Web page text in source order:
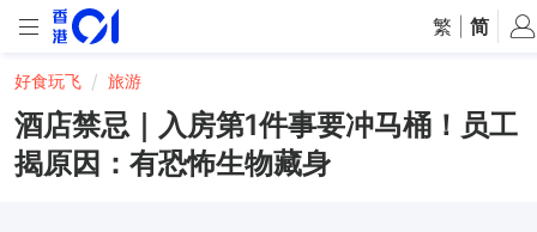
繁 简
好食玩飞 旅游
酒店禁忌｜入房第1件事要冲马桶！员工
揭原因：有恐怖生物藏身